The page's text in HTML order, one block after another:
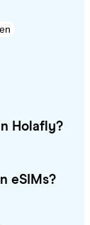
Holafly?
eSIMs?